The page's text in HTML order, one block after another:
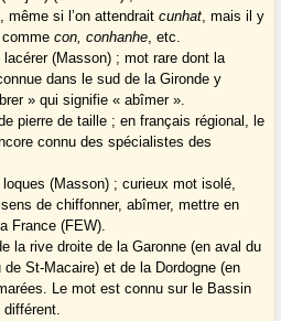
même si l’on attendraitcunhat, mais il y
commecon, conhanhe, etc.
lacérer (Masson) ; mot rare dont la
dans le sud de la Gironde y
» qui signifie « abîmer ».
pierre de taille ; en français régional, le
connu des spécialistes des
loques (Masson) ; curieux mot isolé,
de chiffonner, abîmer, mettre en
France (FEW).
la rive droite de la Garonne (en aval du
St-Macaire) et de la Dordogne (en
Le mot est connu sur le Bassin
différent.